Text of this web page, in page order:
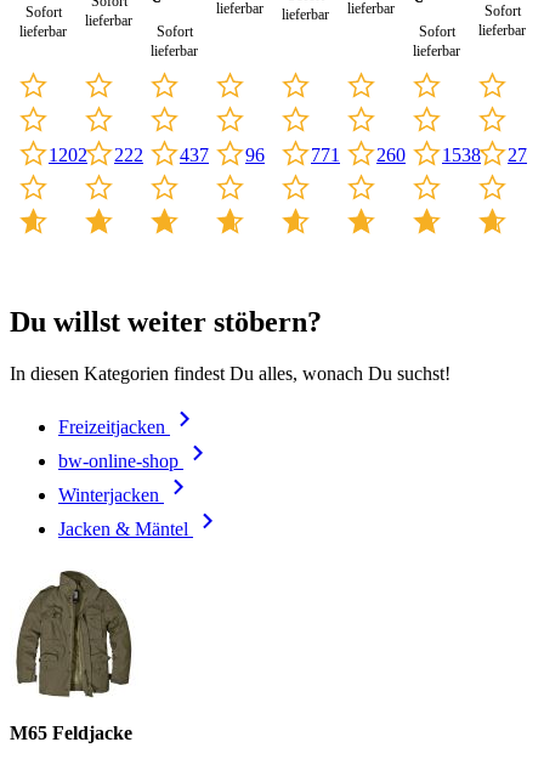
Sofort
lieferbar
1202
lieferbar
222
Sofort
lieferbar
437
lieferbar
96
lieferbar
771
lieferbar
260
Sofort
lieferbar
1538
Sofort
lieferbar
27
Du willst weiter stöbern?
In diesen Kategorien findest Du alles, wonach Du suchst!
Freizeitjacken
bw-online-shop
Winterjacken
Jacken & Mäntel
M65 Feldjacke